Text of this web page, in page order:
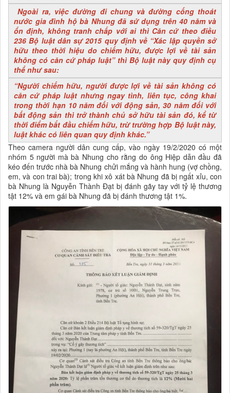
Ngoài ra, việc đường đi chung và đường cống thoát
nước gia đình hộ bà Nhung đã sử dụng trên 40 năm và
ổn định, không tranh chấp với ai thì Căn cứ theo điều
236 Bộ luật dân sự 2015 quy định về “Xác lập quyền sở
hữu theo thời hiệu do chiếm hữu, được lợi về tài sản
không có căn cứ pháp luật” thì Bộ luật này quy định cụ
thể như sau:
“Người chiếm hữu, người được lợi về tài sản không có
căn cứ pháp luật nhưng ngay tình, liên tục, công khai
trong thời hạn 10 năm đối với động sản, 30 năm đối với
bất động sản thì trở thành chủ sở hữu tài sản đó, kể từ
thời điểm bắt đầu chiếm hữu, trừ trường hợp Bộ luật này,
luật khác có liên quan quy định khác.”
Theo camera người dân cung cấp, vào ngày 19/2/2020 có một
nhóm 5 người mà bà Nhung cho rằng do ông Hiệp dẫn đầu đã
kéo đến trước nhà bà Nhung chửi mắng và hành hung (vợ chồng,
em, và con trai bà); trong khi xô xát bà Nhung đã bị ngất xỉu, con
bà Nhung là Nguyễn Thành Đạt bị đánh gãy tay với tỷ lệ thương
tật 12% và em gái bà Nhung đã bị đánh thương tật 1%.